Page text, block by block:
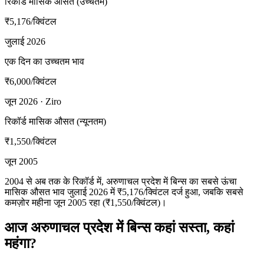
₹5,176/क्विंटल
जुलाई 2026
एक दिन का उच्चतम भाव
₹6,000/क्विंटल
जून 2026 · Ziro
रिकॉर्ड मासिक औसत (न्यूनतम)
₹1,550/क्विंटल
जून 2005
2004 से अब तक के रिकॉर्ड में, अरुणाचल प्रदेश में बिन्स का सबसे ऊंचा
मासिक औसत भाव जुलाई 2026 में ₹5,176/क्विंटल दर्ज हुआ, जबकि सबसे
कमज़ोर महीना जून 2005 रहा (₹1,550/क्विंटल)।
आज अरुणाचल प्रदेश में बिन्स कहां सस्ता, कहां
महंगा?